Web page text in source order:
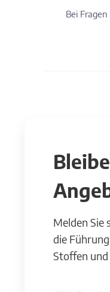
Bei
Melden Sie
die
Stoffen